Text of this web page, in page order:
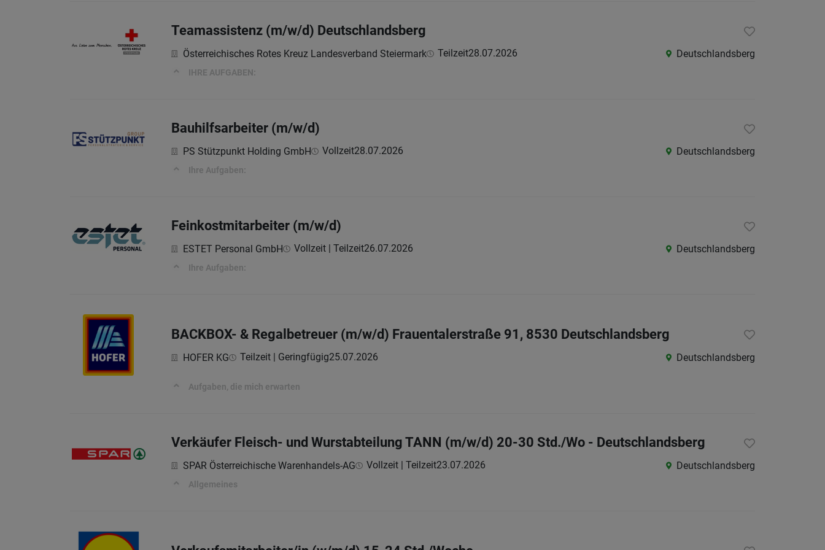
Teamassistenz (m/w/d) Deutschlandsberg
Österreichisches Rotes Kreuz Landesverband Steiermark Teilzeit28.07.2026 Deutschlandsberg
IHRE AUFGABEN:
Bauhilfsarbeiter (m/w/d)
PS Stützpunkt Holding GmbH Vollzeit28.07.2026 Deutschlandsberg
Ihre Aufgaben:
Feinkostmitarbeiter (m/w/d)
ESTET Personal GmbH Vollzeit | Teilzeit26.07.2026 Deutschlandsberg
Ihre Aufgaben:
BACKBOX- & Regalbetreuer (m/w/d) Frauentalerstraße 91, 8530 Deutschlandsberg
HOFER KG Teilzeit | Geringfügig25.07.2026 Deutschlandsberg
Aufgaben, die mich erwarten
Verkäufer Fleisch- und Wurstabteilung TANN (m/w/d) 20-30 Std./Wo - Deutschlandsberg
SPAR Österreichische Warenhandels-AG Vollzeit | Teilzeit23.07.2026 Deutschlandsberg
Allgemeines